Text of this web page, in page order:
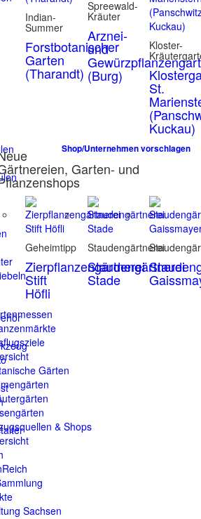
Indian-
Summer
Forstbotanischer
Garten
(Tharandt)
Spreewald-
Kräuter
Arznei-
und
(Burg)
Kloster-
St.
Kuckau)
Shop/Unternehmen vorschlagen
Garten- und
Geheimtipp
Zierpflanzengärtnerei
Stift
Höfli
Staudengärtnerei
Staudengärtnerei
Stade
Gärten
& Shops
Sachsen